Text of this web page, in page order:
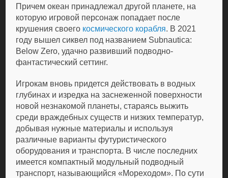
Причем океан принадлежал другой планете, на
которую игровой персонаж попадает после
крушения своего космического корабля. В 2021
году вышел сиквел под названием Subnautica:
Below Zero, удачно развивший подводно-
фантастический сеттинг.
Игрокам вновь придется действовать в водных
глубинах и изредка на заснеженной поверхности
новой незнакомой планеты, стараясь выжить
среди враждебных существ и низких температур,
добывая нужные материалы и используя
различные варианты футуристического
оборудования и транспорта. В числе последних
имеется компактный модульный подводный
транспорт, называющийся «Мореходом». По сути